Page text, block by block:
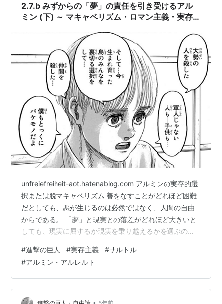
2.7.b みずからの「夢」の責任を引き受けるアル
ミン (下) ～ マキャベリズム・ロマン主義・実存
unfreiefreiheit-aot.hatenablog.com アルミンの実存的選
択または脱マキャベリズム 善をなすことがどれほど困難
だとしても、悪が生じるのは必然ではなく、人間の自由
からである。 「夢」と現実との落差がどれほど大きいと
しても、現実に屈するか現実を乗り越えるかを選ぶのは
た、まぼろしのような理想の自己をあきらめてでも、そ
のような夢を見てしまった自分自身に対して、責任を引
き受けねばならない。 そのような実存的選択の構図、す
なわち、理想主義者やロマンティシストにおける実存的
#進撃の巨人 #実存主義 #サルトル
#アルミン・アルレルト
•